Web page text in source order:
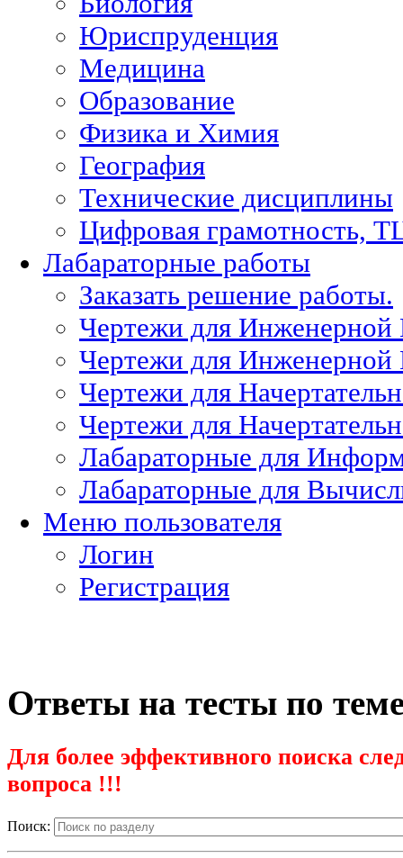
Юриспруденция
Медицина
Образование
Физика и Химия
География
Технические дисциплины
Цифровая грамотность,
Лабараторные работы
Заказать решение работы.
Чертежи для
Чертежи для
Чертежи для
Чертежи для
Лабараторные для
Лабараторные для
Меню пользователя
Логин
Регистрация
Ответы на тесты по
Для более эффективного поиска
вопроса !!!
Поиск: